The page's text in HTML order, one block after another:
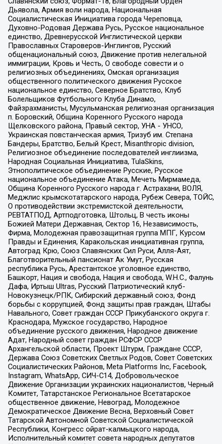
Дьявола, Армия воли народа, Национальная
Социалистическая Инициатива города Череповца,
Духовно-Родовая Держава Русь, Русское национальное
единство, Древнерусской Инглистической церкви
Православных Староверов-Инглингов, Русский
общенациональный союз, Движение против нелегальной
иммиграции, Кровь и Честь, О свободе совести и о
религиозных объединениях, Омская организация
общественного политического движения Русское
национальное единство, Северное Братство, Клуб
Болельщиков Футбольного Клуба Динамо,
Файзрахманисты, Мусульманская религиозная организация
п. Боровский, Община Коренного Русского народа
Щелковского района, Правый сектор, УНА - УНСО,
Украинская повстанческая армия, Тризуб им. Степана
Бандеры, Братство, Белый Крест, Misanthropic division,
Религиозное объединение последователей инглиизма,
Народная Социальная Инициатива, TulaSkins,
Этнополитическое объединение Русские, Русское
национальное объединение Атака, Мечеть Мирмамеда,
Община Коренного Русского народа г. Астрахани, ВОЛЯ,
Меджлис крымскотатарского народа, Рубеж Севера, ТОЙС,
О противодействии экстремистской деятельности,
РЕВТАТПОД, Артподготовка, Штольц, В честь иконы
Божией Матери Державная, Сектор 16, Независимость,
Фирма, Молодежная правозащитная группа МПГ, Курсом
Правды и Единения, Каракольская инициативная группа,
Автоград Крю, Союз Славянских Сил Руси, Алля-Аят,
Благотворительный пансионат Ак Умут, Русская
республика Русь, Арестантское уголовное единство,
Башкорт, Нация и свобода, Нация и свобода, W.H.С., Фалунь
Дафа, Иртыш Ultras, Русский Патриотический клуб-
Новокузнецк/РПК, Сибирский державный союз, Фонд
борьбы с коррупцией, Фонд защиты прав граждан, Штабы
Навального, Совет граждан СССР Прикубанского округа г.
Краснодара, Мужское государство, Народное
объединение русского движения, Народное движение
Адат, Народный совет граждан РСФСР СССР
Архангельской области, Проект Штурм, Граждане СССР,
Держава Союз Советских Светлых Родов, Совет Советских
Социалистических Районов, Meta Platforms Inc, Facebook,
Instagram, WhatsApp, СИЧ-С14, Добровольческое
Движение Организации украинских националистов, Черный
Комитет, Татарстанское Региональное Всетатарское
общественное движение, Невоград, Молодежное
Демократическое Движение Весна, Верховный Совет
Татарской Автономной Советской Социалистической
Республики, Конгресс ойрат-калмыцкого народа,
Исполнительный комитет совета народных депутатов